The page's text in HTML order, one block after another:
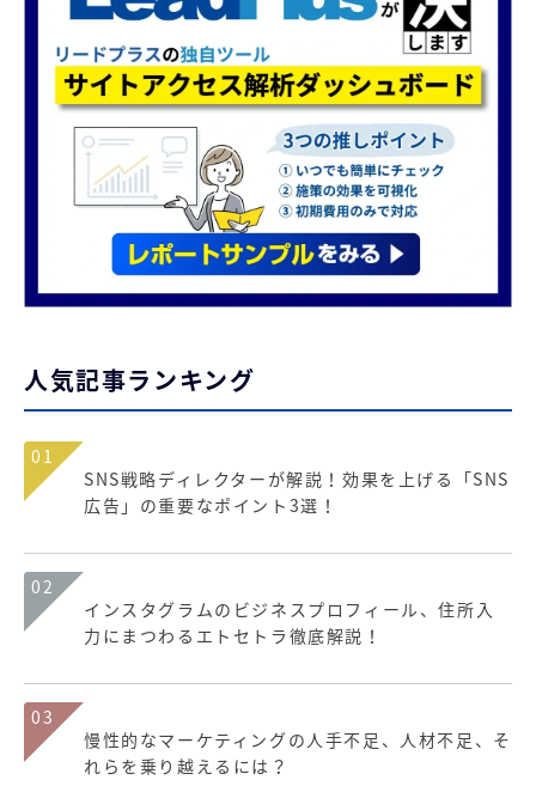
人気記事ランキング
01
SNS戦略ディレクターが解説！効果を上げる「SNS
広告」の重要なポイント3選！
02
インスタグラムのビジネスプロフィール、住所入
力にまつわるエトセトラ徹底解説！
03
慢性的なマーケティングの人手不足、人材不足、そ
れらを乗り越えるには？